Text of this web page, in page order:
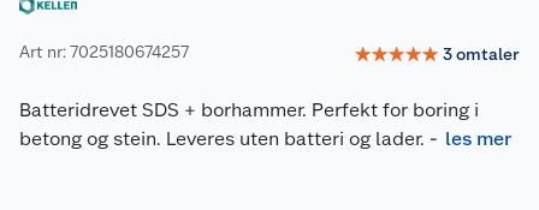
Art nr: 7025180674257 ☆☆☆☆☆ 3omtaler
Batteridrevet SDS + borhammer. Perfekt for boring i
betong og stein. Leveres uten batteri og lader. - les mer